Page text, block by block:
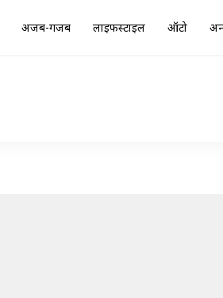
अजब-गजब लाइफस्टाइल ऑटो